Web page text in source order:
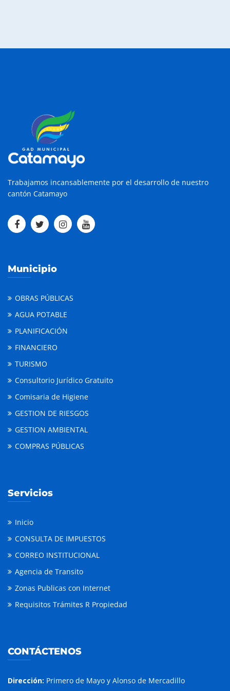
Trabajamos incansablemente por el desarrollo de nuestro
cantón Catamayo
Municipio
OBRAS PÚBLICAS
AGUA POTABLE
PLANIFICACIÓN
FINANCIERO
TURISMO
Consultorio Jurídico Gratuito
Comisaria de Higiene
GESTION DE RIESGOS
GESTION AMBIENTAL
COMPRAS PÚBLICAS
Servicios
Inicio
CONSULTA DE IMPUESTOS
CORREO INSTITUCIONAL
Agencia de Transito
Zonas Publicas con Internet
Requisitos Trámites R Propiedad
CONTÁCTENOS
Dirección: Primero de Mayo y Alonso de Mercadillo